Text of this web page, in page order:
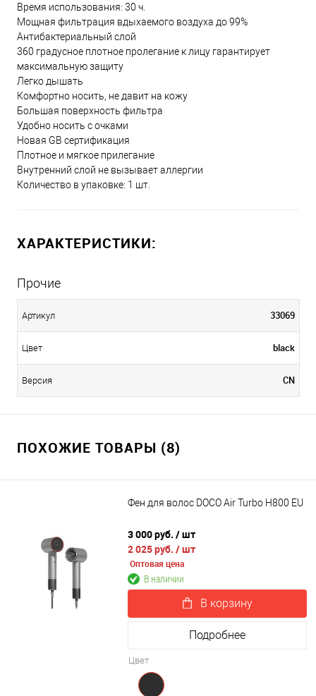
Время использования: 30 ч.
Мощная фильтрация вдыхаемого воздуха до 99%
Антибактериальный слой
360 градусное плотное пролегание к лицу гарантирует
максимальную защиту
Легко дышать
Комфортно носить, не давит на кожу
Большая поверхность фильтра
Удобно носить с очками
Новая GB сертификация
Плотное и мягкое прилегание
Внутренний слой не вызывает аллергии
Количество в упаковке: 1 шт.
ХАРАКТЕРИСТИКИ:
Прочие
Артикул 33069
Цвет black
Версия CN
ПОХОЖИЕ ТОВАРЫ (8)
Фен для волос DOCO Air Turbo H800 EU
3 000 руб. / шт
2 025 руб. / шт
Оптовая цена
В наличии
В корзину
Подробнее
Цвет